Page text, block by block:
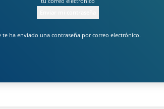
te ha enviado una contraseña por correo electrónico.